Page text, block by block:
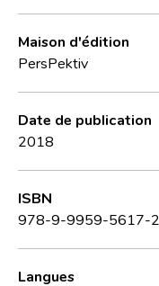
Maison d'édition
PersPektiv
Date de publication
2018
ISBN
978-9-9959-5617-2
Langues